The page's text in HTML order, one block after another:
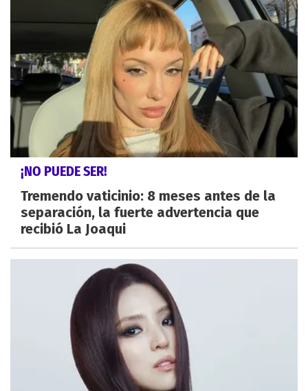
¡NO PUEDE SER!
Tremendo vaticinio: 8 meses antes de la
separación, la fuerte advertencia que
recibió La Joaqui